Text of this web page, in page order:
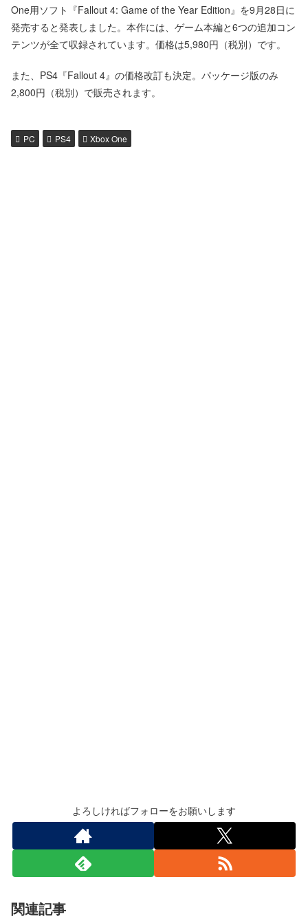
One用ソフト『Fallout 4: Game of the Year Edition』を9月28日に
発売すると発表しました。本作には、ゲーム本編と6つの追加コン
テンツが全て収録されています。価格は5,980円（税別）です。
また、PS4『Fallout 4』の価格改訂も決定。パッケージ版のみ
2,800円（税別）で販売されます。
PC PS4 Xbox One
よろしければフォローをお願いします
関連記事